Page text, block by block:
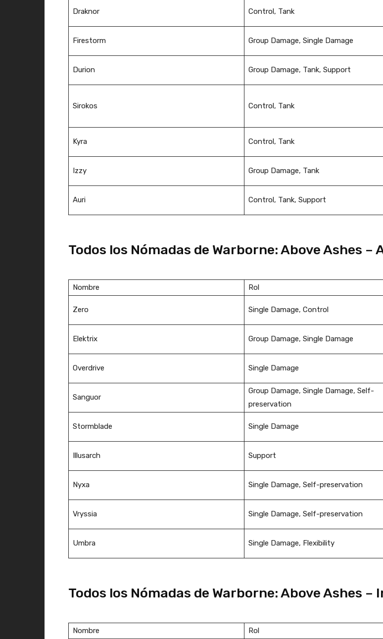
Draknor Control, Tank
Firestorm Group Damage, Single Damage
Durion Group Damage, Tank, Support
Sirokos Control, Tank
Kyra Control, Tank
Izzy Group Damage, Tank
Auri Control, Tank, Support
Todos los Nómadas de Warborne: Above Ashes –
Nombre Rol
Zero Single Damage, Control
Elektrix Group Damage, Single Damage
Overdrive Single Damage
Sanguor
Group Damage, Single Damage, Self-
preservation
Stormblade Single Damage
Illusarch Support
Nyxa Single Damage, Self-preservation
Vryssia Single Damage, Self-preservation
Umbra Single Damage, Flexibility
Todos los Nómadas de Warborne: Above Ashes –
Nombre Rol